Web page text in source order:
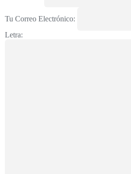
Tu Correo Electrónico:
Letra: